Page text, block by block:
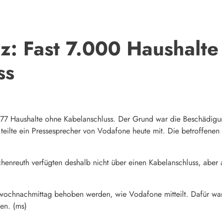
Fast 7.000
Haushalte ohne Kabelanschluss. Der Grund war die
ein Pressesprecher von Vodafone heute mit. Die
verfügten deshalb nicht über einen Kabelanschluss,
behoben werden, wie Vodafone mitteilt. Dafür
(ms)